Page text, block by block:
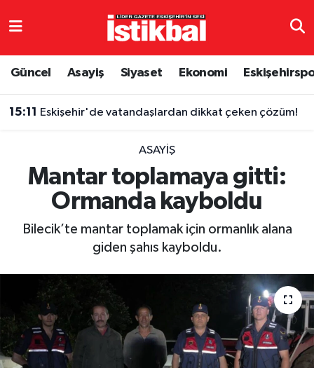
Güncel Asayiş Siyaset Ekonomi
15:11 Eskişehir'de vatandaşlardan dikkat çeken çözüm!
ASAYIŞ
Mantar toplamaya gitti:
Ormanda kayboldu
Bilecik’te mantar toplamak için ormanlık alana
giden şahıs kayboldu.
Eskişehirspor
Spor
Eğitim
Sağlık
Yaşam
Eskişehir Nöbetçi Eczaneler
TFF 3.Lig 4.Grup Puan Durumu ve Fikstür
Tüm Manşetler
Haber Arşivi